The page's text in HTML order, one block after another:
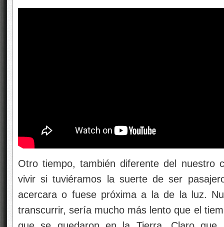
Otro tiempo, también diferente del nuestro
vivir si tuviéramos la suerte de ser
acercara o fuese próxima a la de la luz.
transcurrir, sería mucho más lento que el